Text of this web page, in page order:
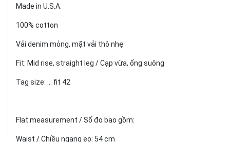
Made in U.S.A.
100% cotton
Vải denim mỏng, mặt vải thô nhẹ
Fit: Mid rise, straight leg / Cạp vừa, ống suông
Tag size: ... fit 42
Flat measurement / Số đo bao gồm:
Waist / Chiều ngang eo: 54 cm